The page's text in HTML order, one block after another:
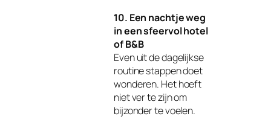
10. Een nachtje weg
in een sfeervol hotel
of B&B
Even uit de dagelijkse
routine stappen doet
wonderen. Het hoeft
niet ver te zijn om
bijzonder te voelen.